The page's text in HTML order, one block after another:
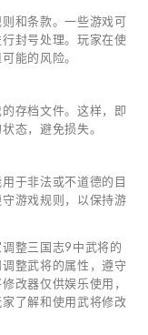
和条款。一些游戏可
封号处理。玩家在使
能的风险。
存档文件。这样，即
态，避免损失。
于非法或不道德的目
游戏规则，以保持游
整三国志9中武将的
整武将的属性，遵守
改器仅供娱乐使用，
了解和使用武将修改